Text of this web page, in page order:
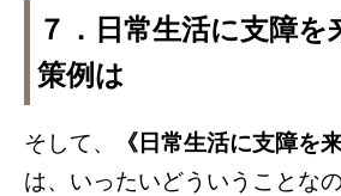
７．日常生活に支障
策例は
そして、 《日常生活に支障を来
は、いったいどういうことな